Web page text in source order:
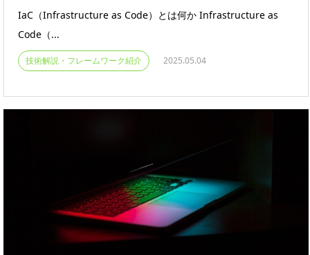
IaC（Infrastructure as Code）とは何か Infrastructure as
Code（...
技術解説・フレームワーク紹介 2025.05.04